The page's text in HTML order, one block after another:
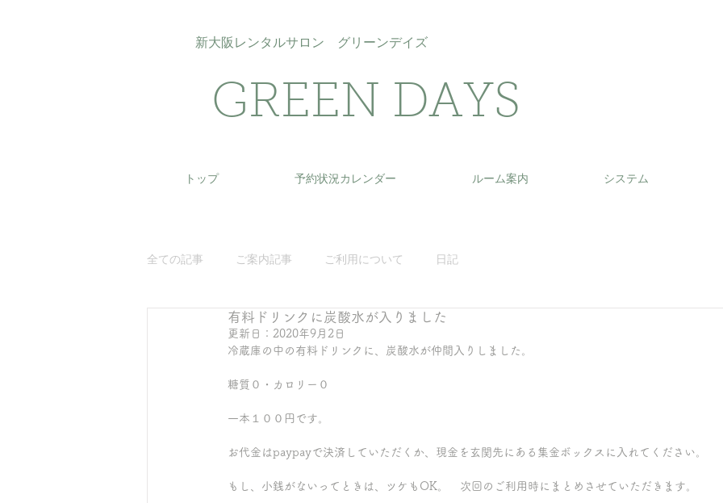
新大阪​レンタルサロン グリーンデイズ
GREEN DAYS
トップ 予約状況カレンダー ルーム案内 システム
全ての記事 ご案内記事 ご利用について 日記
有料ドリンクに炭酸水が入りました
更新日： 2020年9月2日
冷蔵庫の中の有料ドリンクに、炭酸水が仲間入りしました。
糖質０・カロリー０
一本１００円です。
お代金はpaypayで決済していただくか、現金を玄関先にある集金ボックスに入れてください。
もし、小銭がないってときは、ツケもOK。　次回のご利用時にまとめさせていただきます。